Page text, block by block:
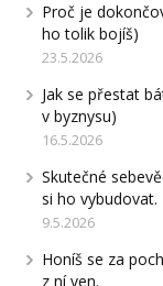
Proč je
ho tolik bojíš)
23.5.2026
Jak se přestat
v byznysu)
16.5.2026
Skutečné
si ho vybudovat.
9.5.2026
Honíš se za
z ní ven.